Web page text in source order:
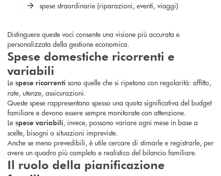
spese straordinarie (riparazioni, eventi, viaggi)
Distinguere queste voci consente una visione più accurata e
personalizzata della gestione economica.
Spese domestiche ricorrenti e
variabili
Le spese ricorrenti sono quelle che si ripetono con regolarità: affitto,
rate, utenze, assicurazioni.
Queste spese rappresentano spesso una quota significativa del budget
familiare e devono essere sempre monitorate con attenzione.
Le spese variabili, invece, possono variare ogni mese in base a
scelte, bisogni o situazioni impreviste.
Anche se meno prevedibili, è utile cercare di stimarle e registrarle, per
avere un quadro più completo e realistico del bilancio familiare.
Il ruolo della pianificazione